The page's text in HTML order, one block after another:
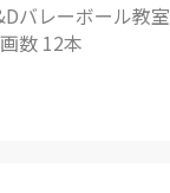
バレーボール教室
数 12本